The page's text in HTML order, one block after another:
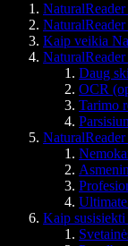
Kaip veikia
Daug
OCR
Tarimo
Kaip susisiekti